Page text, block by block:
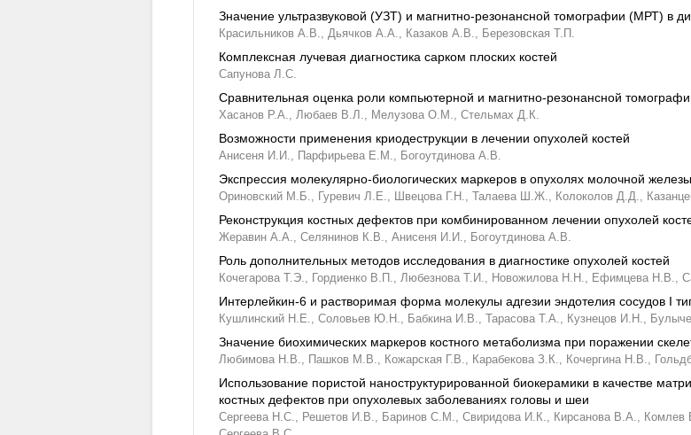
Значение ультразвуковой (УЗТ) и магнитно-резонансной томографии (МРТ) в
Красильников А.В., Дьячков А.А., Казаков А.В., Березовская Т.П.
Комплексная лучевая диагностика сарком плоских костей
Сапунова Л.С.
Сравнительная оценка роли компьютерной и магнитно-резонансной
Хасанов Р.А., Любаев В.Л., Мелузова О.М., Стельмах Д.К.
Возможности применения криодеструкции в лечении опухолей костей
Анисеня И.И., Парфирьева Е.М., Богоутдинова А.В.
Экспрессия молекулярно-биологических маркеров в опухолях молочной железы
Ориновский М.Б., Гуревич Л.Е., Швецова Г.Н., Талаева Ш.Ж., Колоколов Д.Д.,
Реконструкция костных дефектов при комбинированном лечении опухолей
Жеравин А.А., Селянинов К.В., Анисеня И.И., Богоутдинова А.В.
Роль дополнительных методов исследования в диагностике опухолей костей
Кочегарова Т.Э., Гордиенко В.П., Любезнова Т.И., Новожилова Н.Н., Ефимцева Н.В.,
Интерлейкин-6 и растворимая форма молекулы адгезии эндотелия сосудов I
Кушлинский Н.Е., Соловьев Ю.Н., Бабкина И.В., Тарасова Т.А., Кузнецов И.Н.,
Значение биохимических маркеров костного метаболизма при поражении
Любимова Н.В., Пашков М.В., Кожарская Г.В., Карабекова З.К., Кочергина Н.В.,
Использование пористой наноструктурированной биокерамики в качестве
костных дефектов при опухолевых заболеваниях головы и шеи
Сергеева Н.С., Решетов И.В., Баринов С.М., Свиридова И.К., Кирсанова В.А., Комлев